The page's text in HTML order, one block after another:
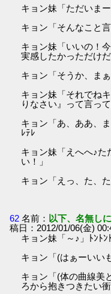
キョン妹「ただいまー
キョン「そんなこと
キョン妹「いいの！
実感したかっただけだ
キョン「そうか、ま
キョン妹「それでね
りなさい』って言っ
キョン「あ、ああ、
ﾚﾃﾚ
キョン妹「えへへ♪た
い！」
キョン「えっ、た、た
62 名前： 以下、名無し
稿日：2012/01/06(金)
キョン妹「～♪」ﾄﾝﾄﾝ
キョン「(はぁーいい
キョン「(体の曲線美
ろから抱きつきたい